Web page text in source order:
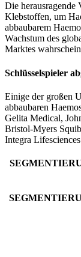
Die herausragende
Klebstoffen, um
abbaubarem
Wachstum des
Marktes
Schlüsselspieler
Einige der großen
abbaubaren
Gelita Medical,
Bristol-Myers
Integra